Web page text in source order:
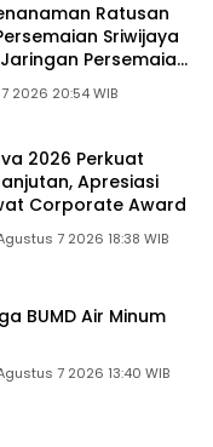
Ratusan
Sriwijaya
Persemaian
2026 20:54 WIB
2026 Perkuat
Apresiasi
Corporate Award
7 2026 18:38 WIB
BUMD Air Minum
7 2026 13:40 WIB